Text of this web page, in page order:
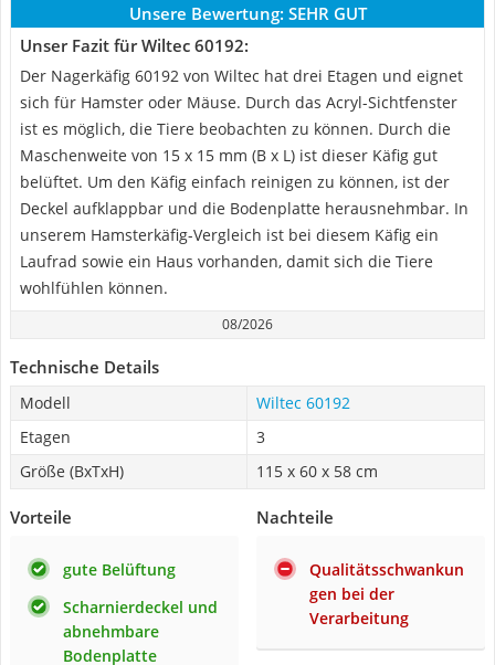
Unsere Bewertung: SEHR GUT
Unser Fazit für Wiltec 60192:
Der Nagerkäfig 60192 von Wiltec hat drei Etagen und eignet
sich für Hamster oder Mäuse. Durch das Acryl-Sichtfenster
ist es möglich, die Tiere beobachten zu können. Durch die
Maschenweite von 15 x 15 mm (B x L) ist dieser Käfig gut
belüftet. Um den Käfig einfach reinigen zu können, ist der
Deckel aufklappbar und die Bodenplatte herausnehmbar. In
unserem Hamsterkäfig-Vergleich ist bei diesem Käfig ein
Laufrad sowie ein Haus vorhanden, damit sich die Tiere
wohlfühlen können.
08/2026
Technische Details
Modell
Wiltec 60192
Etagen
3
Größe (BxTxH)
115 x 60 x 58 cm
Vorteile
gute Belüftung
Scharnierdeckel und
abnehmbare
Bodenplatte
Nachteile
Qualitätsschwankun
gen bei der
Verarbeitung